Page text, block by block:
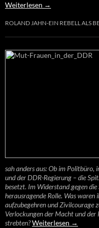
Weiterlesen →
ROLAND JAHN-EIN REBELL ALS
sah anders aus: Ob im Politbüro,
und der DDR-Regierung – die
besetzt. Im Widerstand gegen die
herausragende Rolle. Was
aufzubegehren und Zivilcourage
Verlockungen der Macht und der
strebten?Weiterlesen →